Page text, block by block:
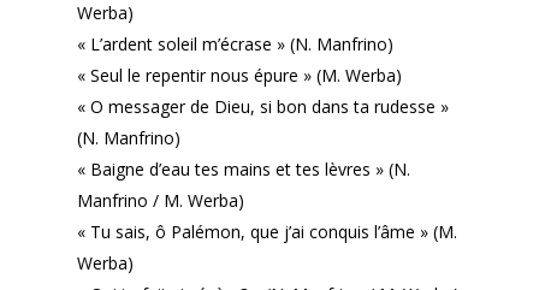
Werba)
« L’ardent soleil m’écrase » (N. Manfrino)
« Seul le repentir nous épure » (M. Werba)
« O messager de Dieu, si bon dans ta rudesse »
(N. Manfrino)
« Baigne d’eau tes mains et tes lèvres » (N.
Manfrino / M. Werba)
« Tu sais, ô Palémon, que j’ai conquis l’âme » (M.
Werba)